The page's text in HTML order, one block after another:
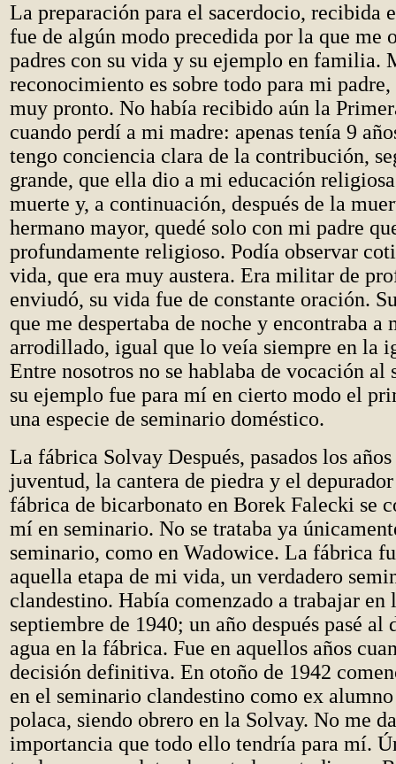
La preparación para el sacerdocio, recibida
fue de algún modo precedida por la que me
padres con su vida y su ejemplo en familia.
reconocimiento es sobre todo para mi
muy pronto. No había recibido aún la
cuando perdí a mi madre: apenas tenía 9
tengo conciencia clara de la contribución,
grande, que ella dio a mi educación
muerte y, a continuación, después de la
hermano mayor, quedé solo con mi padre
profundamente religioso. Podía observar
vida, que era muy austera. Era militar de
enviudó, su vida fue de constante oración.
que me despertaba de noche y encontraba a
arrodillado, igual que lo veía siempre en la
Entre nosotros no se hablaba de vocación al
su ejemplo fue para mí en cierto modo el
una especie de seminario doméstico.
La fábrica Solvay Después, pasados los
juventud, la cantera de piedra y el
fábrica de bicarbonato en Borek Falecki se
mí en seminario. No se trataba ya
seminario, como en Wadowice. La fábrica
aquella etapa de mi vida, un verdadero
clandestino. Había comenzado a trabajar en
septiembre de 1940; un año después pasé al
agua en la fábrica. Fue en aquellos años
decisión definitiva. En otoño de 1942
en el seminario clandestino como ex
polaca, siendo obrero en la Solvay. No me
importancia que todo ello tendría para mí.